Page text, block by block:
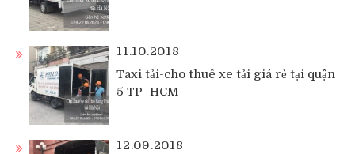
11.10.2018
Taxi tải-cho thuê xe tải giá rẻ tại quận
5 TP_HCM
12.09.2018